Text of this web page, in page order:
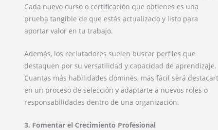
Cada nuevo curso o certificación que obtienes es una
prueba tangible de que estás actualizado y listo para
aportar valor en tu trabajo.
Además, los reclutadores suelen buscar perfiles que
destaquen por su versatilidad y capacidad de aprendizaje.
Cuantas más habilidades domines, más fácil será
en un proceso de selección y adaptarte a nuevos roles o
responsabilidades dentro de una organización.
3. Fomentar el Crecimiento Profesional